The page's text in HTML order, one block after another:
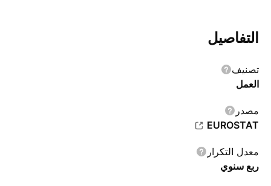
التفاصيل
تصنيف
العمل
مصدر
EUROSTAT
معدل التكرار
ربع سنوي